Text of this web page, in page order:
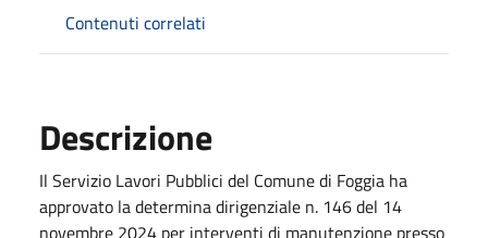
Contenuti correlati
Descrizione
Il Servizio Lavori Pubblici del Comune di Foggia ha
approvato la determina dirigenziale n. 146 del 14
novembre 2024 per interventi di manutenzione presso